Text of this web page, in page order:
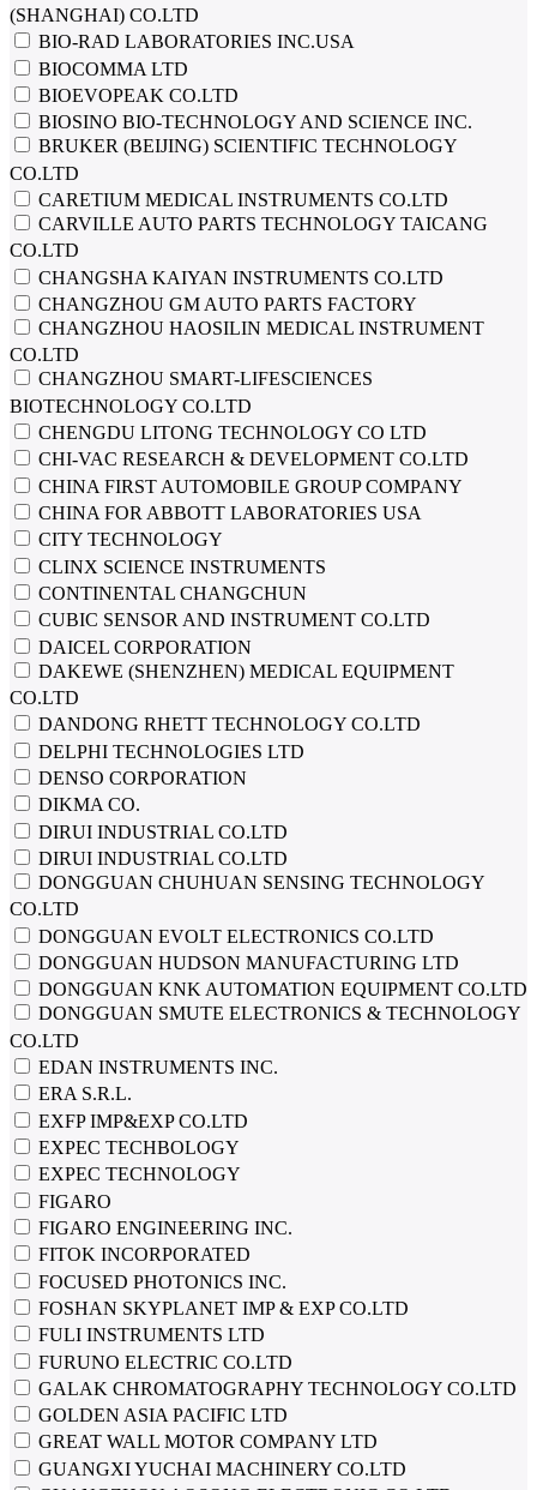
(SHANGHAI) CO.LTD
BIO-RAD LABORATORIES INC.USA
BIOCOMMA LTD
BIOEVOPEAK CO.LTD
BIOSINO BIO-TECHNOLOGY AND SCIENCE INC.
BRUKER (BEIJING) SCIENTIFIC TECHNOLOGY
CO.LTD
CARETIUM MEDICAL INSTRUMENTS CO.LTD
CARVILLE AUTO PARTS TECHNOLOGY TAICANG
CO.LTD
CHANGSHA KAIYAN INSTRUMENTS CO.LTD
CHANGZHOU GM AUTO PARTS FACTORY
CHANGZHOU HAOSILIN MEDICAL INSTRUMENT
CO.LTD
CHANGZHOU SMART-LIFESCIENCES
BIOTECHNOLOGY CO.LTD
CHENGDU LITONG TECHNOLOGY CO LTD
CHI-VAC RESEARCH & DEVELOPMENT CO.LTD
CHINA FIRST AUTOMOBILE GROUP COMPANY
CHINA FOR ABBOTT LABORATORIES USA
CITY TECHNOLOGY
CLINX SCIENCE INSTRUMENTS
CONTINENTAL CHANGCHUN
CUBIC SENSOR AND INSTRUMENT CO.LTD
DAICEL CORPORATION
DAKEWE (SHENZHEN) MEDICAL EQUIPMENT
CO.LTD
DANDONG RHETT TECHNOLOGY CO.LTD
DELPHI TECHNOLOGIES LTD
DENSO CORPORATION
DIKMA CO.
DIRUI INDUSTRIAL CO.LTD
DIRUI INDUSTRIAL СО.LTD
DONGGUAN CHUHUAN SENSING TECHNOLOGY
CO.LTD
DONGGUAN EVOLT ELECTRONICS CO.LTD
DONGGUAN HUDSON MANUFACTURING LTD
DONGGUAN KNK AUTOMATION EQUIPMENT CO.LTD
DONGGUAN SMUTE ELECTRONICS & TECHNOLOGY
CO.LTD
EDAN INSTRUMENTS INC.
ERA S.R.L.
EXFP IMP&EXP CO.LTD
EXPEC TECHBOLOGY
EXPEC TECHNOLOGY
FIGARO
FIGARO ENGINEERING INC.
FITOK INCORPORATED
FOCUSED PHOTONICS INC.
FOSHAN SKYPLANET IMP & EXP CO.LTD
FULI INSTRUMENTS LTD
FURUNO ELECTRIC CO.LTD
GALAK CHROMATOGRAPHY TECHNOLOGY CO.LTD
GOLDEN ASIA PACIFIC LTD
GREAT WALL MOTOR COMPANY LTD
GUANGXI YUCHAI MACHINERY CO.LTD